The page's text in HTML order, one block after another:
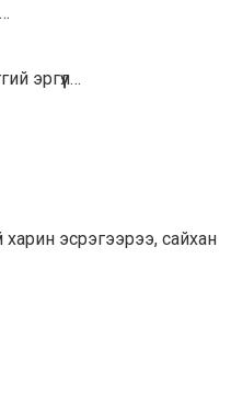
эргүүл…
харин эсрэгээрээ, сайхан